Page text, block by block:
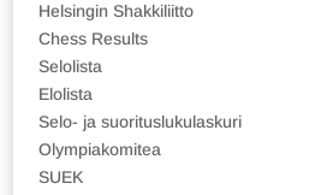
Helsingin Shakkiliitto
Chess Results
Selolista
Elolista
Selo- ja suorituslukulaskuri
Olympiakomitea
SUEK